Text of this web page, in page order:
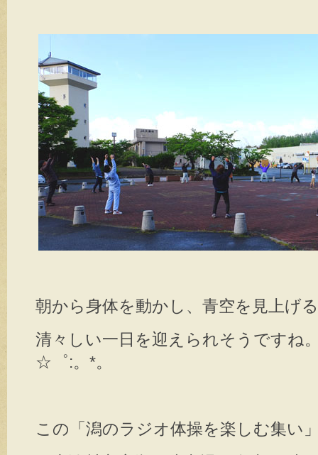
朝から身体を動かし、青空を見上げ
清々しい一日を迎えられそうですね
☆゜:。*。
この「潟のラジオ体操を楽しむ集い